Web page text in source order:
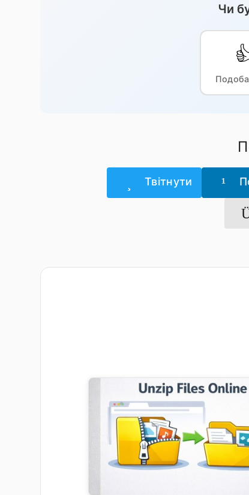
Чи
Твітнути